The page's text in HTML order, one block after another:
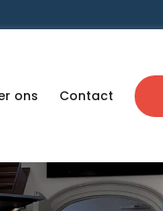
ons Contact